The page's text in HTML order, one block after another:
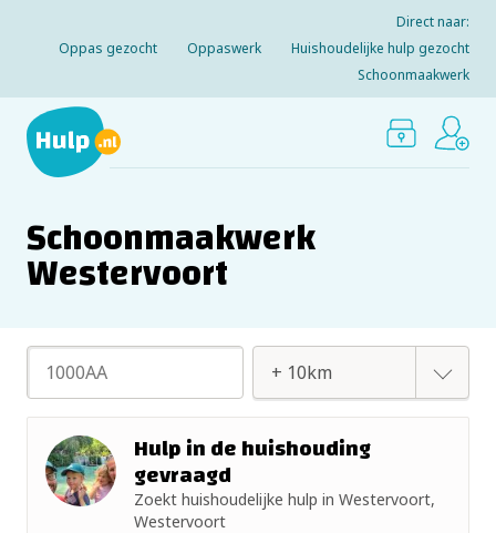
Direct naar:
Oppas gezocht
Oppaswerk
Huishoudelijke hulp gezocht
Schoonmaakwerk
Schoonmaakwerk
Westervoort
+ 2km
Hulp in de huishouding
gevraagd
Zoekt huishoudelijke hulp in Westervoort,
Westervoort